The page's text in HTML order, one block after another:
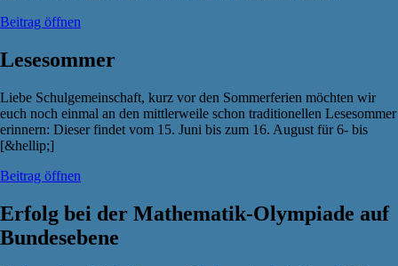
Beitrag öffnen
Lesesommer
Liebe Schulgemeinschaft, kurz vor den Sommerferien möchten wir
euch noch einmal an den mittlerweile schon traditionellen Lesesommer
erinnern: Dieser findet vom 15. Juni bis zum 16. August für 6- bis
[&hellip;]
Beitrag öffnen
Erfolg bei der Mathematik-Olympiade auf
Bundesebene